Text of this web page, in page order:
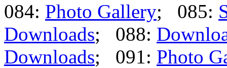
084: Photo Gallery; 085:
Downloads; 088:
Downloads; 091: Photo